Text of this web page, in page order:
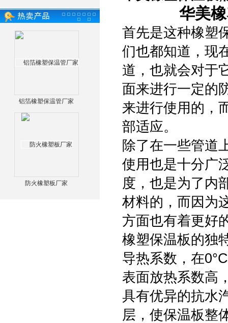
铝箔橡塑保温管厂家
防火橡塑板厂家
华美
首先是这种橡塑
们也都知道，现
道，也就会对于
面来进行一定的
来进行使用的，
部适应。
除了在一些管道
使用也是十分广
度，也是为了内
材料的，而因为
方面也有着更好
橡塑保温板的独
导热系数，在
表面放热系数高
具有优异的抗水
层，使保温板整